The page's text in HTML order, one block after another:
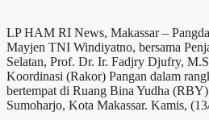
LP HAM RI News, Makassar –
Mayjen TNI Windiyatno, bersama
Selatan, Prof. Dr. Ir. Fadjry Djufry,
Koordinasi (Rakor) Pangan dalam
bertempat di Ruang Bina Yudha
Sumoharjo, Kota Makassar. Kamis,